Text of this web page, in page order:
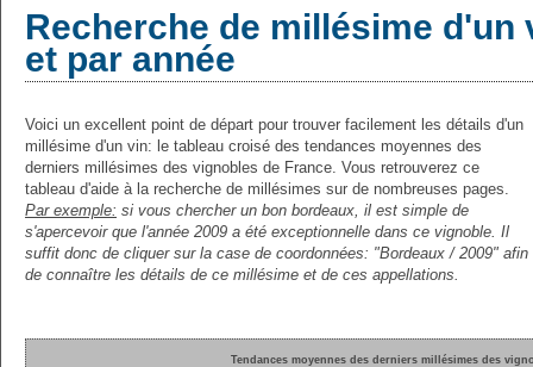
Recherche de millésime d'un
et par année
Voici un excellent point de départ pour trouver facilement les détails d'un
millésime d'un vin: le tableau croisé des tendances moyennes des
derniers millésimes des vignobles de France. Vous retrouverez ce
tableau d'aide à la recherche de millésimes sur de nombreuses pages.
Par exemple: si vous chercher un bon bordeaux, il est simple de
s'apercevoir que l'année 2009 a été exceptionnelle dans ce vignoble. Il
suffit donc de cliquer sur la case de coordonnées: "Bordeaux / 2009" afin
de connaître les détails de ce millésime et de ces appellations.
Tendances moyennes des derniers millésimes des